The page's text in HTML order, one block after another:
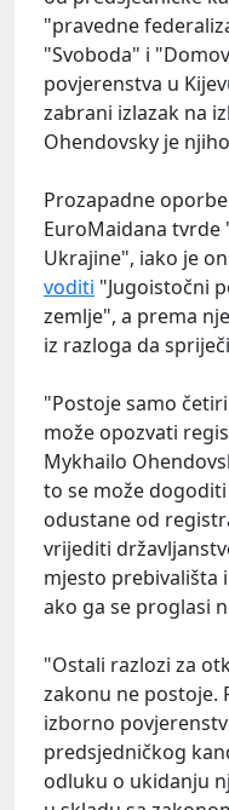
"pravedne
"Svoboda" i
povjerenstva u
zabrani izlazak na
Ohendovsky je
Prozapadne
EuroMaidana tvrde
Ukrajine", iako je
voditi "Jugoistočni
zemlje", a prema
iz razloga da
"Postoje samo
može opozvati
Mykhailo
to se može
odustane od
vrijediti
mjesto prebivališta
ako ga se proglasi
"Ostali razlozi za
zakonu ne postoje.
izborno
predsjedničkog
odluku o ukidanju